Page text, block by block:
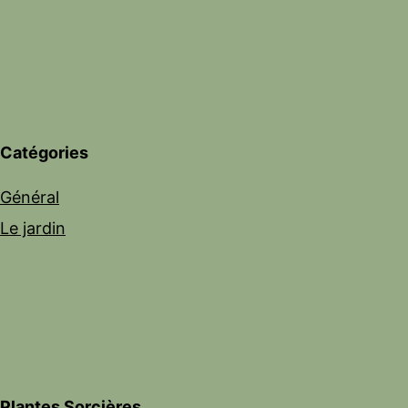
Catégories
Général
Le jardin